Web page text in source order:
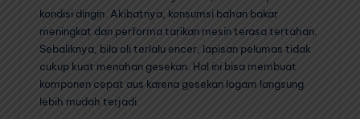
kondisi dingin. Akibatnya, konsumsi bahan bakar
meningkat dan performa tarikan mesin terasa tertahan.
Sebaliknya, bila oli terlalu encer, lapisan pelumas tidak
cukup kuat menahan gesekan. Hal ini bisa membuat
komponen cepat aus karena gesekan logam langsung
lebih mudah terjadi.